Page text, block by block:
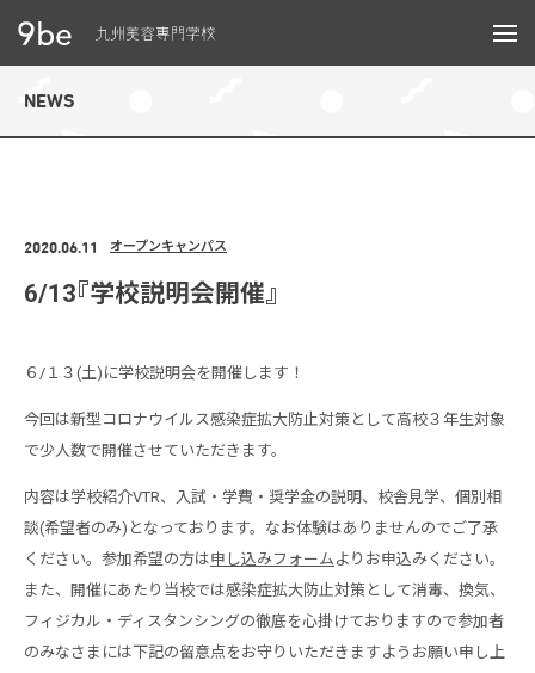
NEWS
2020.06.11 オープンキャンパス
6/13『学校説明会開催』
６/１３(土)に学校説明会を開催します！
今回は新型コロナウイルス感染症拡大防止対策として高校３年生対象
で少人数で開催させていただきます。
内容は学校紹介VTR、入試・学費・奨学金の説明、校舎見学、個別相
談(希望者のみ)となっております。なお体験はありませんのでご了承
ください。参加希望の方は申し込みフォーム よりお申込みください。
また、開催にあたり当校では感染症拡大防止対策として消毒、換気、
フィジカル・ディスタンシングの徹底を心掛けておりますので参加者
のみなさまには下記の留意点をお守りいただきますようお願い申し上